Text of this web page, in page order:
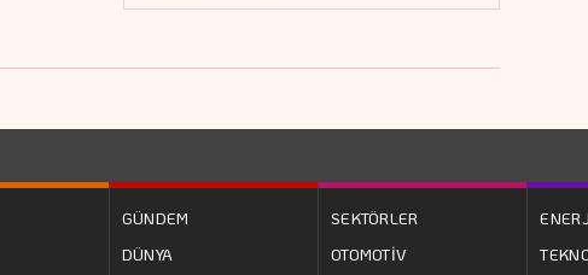
GÜNDEM
DÜNYA
SEKTÖRLER
OTOMOTİV